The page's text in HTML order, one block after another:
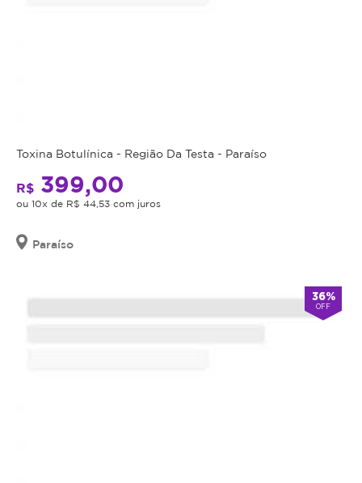
Toxina Botulínica - Região Da Testa - Paraíso
R$ 399,00
ou 10x de R$ 44,53 com juros
Paraíso
36%
OFF